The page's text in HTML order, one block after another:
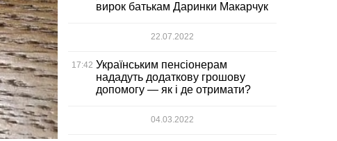
вирок батькам Даринки Макарчук
22.07.2022
17:42 Українським пенсіонерам
нададуть додаткову грошову
допомогу — як і де отримати?
04.03.2022